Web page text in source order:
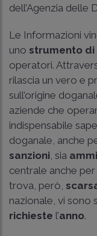
dell’Agenzia delle
Le Informazioni
uno strumento di
operatori.
rilascia un vero e
sull’origine
aziende che
indispensabile
doganale, anche
sanzioni, sia
centrale anche
trova, però,
nazionale, vi sono
richieste l’anno.